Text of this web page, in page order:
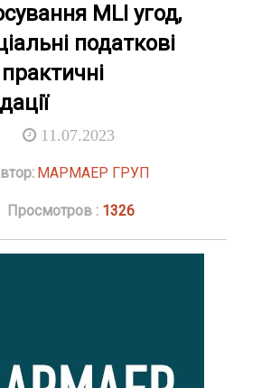
MLI угод,
податкові
11.07.2023
МАРМАЕР ГРУП
Просмотров : 1326